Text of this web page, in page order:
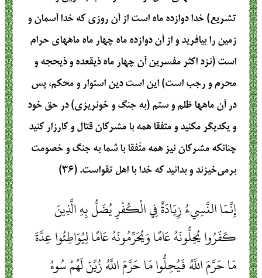
تشریع) خدا دوازده ماه است از آن روزی که خدا آسمان و
زمین را بیافرید و از آن دوازده ماه چهار ماه ماههای حرام
است (نزد اکثر مفسرین آن چهار ماه ذیقعده و ذیحجه و
محرم و رجب است) این است دین استوار و محکم، پس
در آن ماهها ظلم و ستم (به جنگ و خونریزی) در حق خود
و یکدیگر مکنید و متفقا همه با مشرکان قتال و کارزار کنید
چنانکه مشرکان نیز همه متّفقا با شما به جنگ و خصومت
برمی‌خیزند و بدانید که خدا با اهل تقواست. (۳۶)
إِنَّمَا النَّسِيءُ زِيَادَةٌ فِي الْكُفْرِ يُضَلُّ بِهِ الَّذِينَ
كَفَرُوا يُحِلُّونَهُ عَامًا وَيُحَرِّمُونَهُ عَامًا لِيُوَاطِئُوا عِدَّةَ
مَا حَرَّمَ اللَّهُ فَيُحِلُّوا مَا حَرَّمَ اللَّهُ زُيِّنَ لَهُمْ سُوءُ